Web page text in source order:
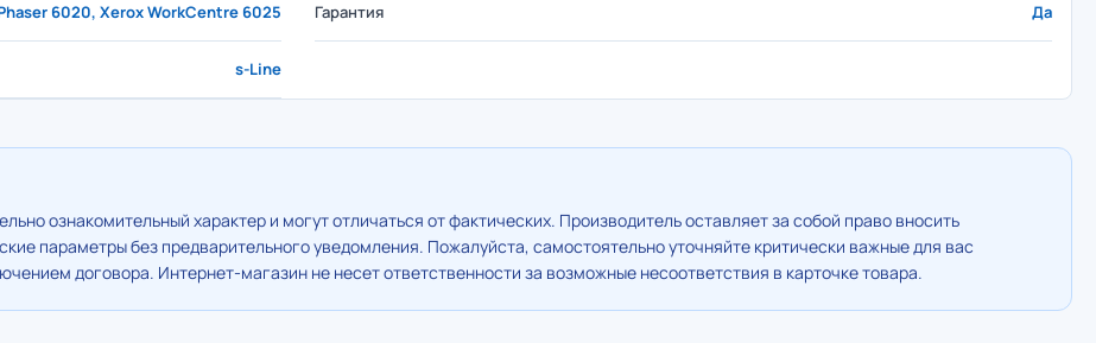
6020, Xerox WorkCentre 6025 Гарантия Да
s-Line
ознакомительный характер и могут отличаться от фактических. Производитель оставляет за собой право вносить
параметры без предварительного уведомления. Пожалуйста, самостоятельно уточняйте критически важные для вас
договора. Интернет-магазин не несет ответственности за возможные несоответствия в карточке товара.